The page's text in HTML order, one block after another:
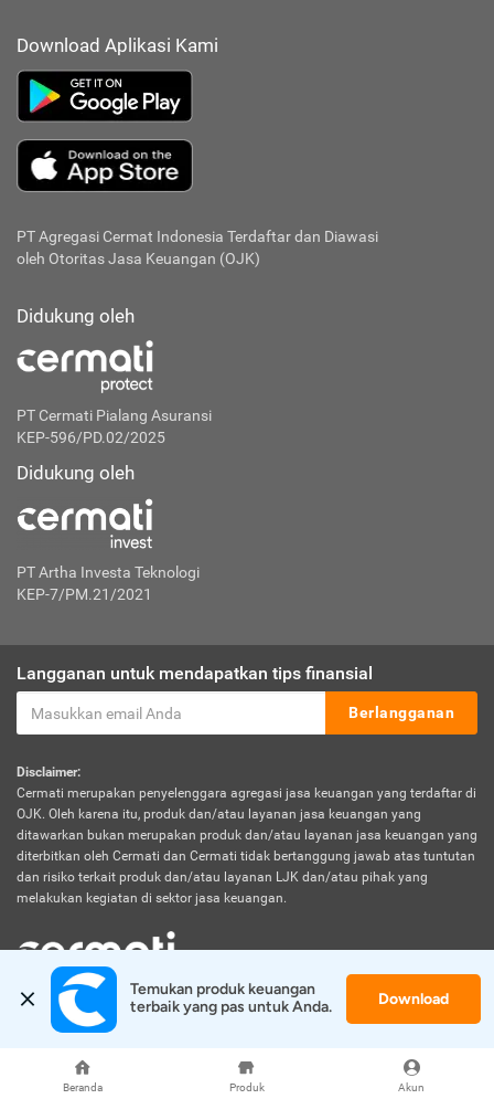
Beranda Produk Akun
Download Aplikasi Kami
PT Agregasi Cermat Indonesia Terdaftar dan Diawasi
oleh Otoritas Jasa Keuangan (OJK)
Didukung oleh
PT Cermati Pialang Asuransi
KEP-596/PD.02/2025
Didukung oleh
PT Artha Investa Teknologi
KEP-7/PM.21/2021
Langganan untuk mendapatkan tips finansial
Berlangganan
Disclaimer:
Cermati merupakan penyelenggara agregasi jasa keuangan yang terdaftar di
OJK. Oleh karena itu, produk dan/atau layanan jasa keuangan yang
ditawarkan bukan merupakan produk dan/atau layanan jasa keuangan yang
diterbitkan oleh Cermati dan Cermati tidak bertanggung jawab atas tuntutan
dan risiko terkait produk dan/atau layanan LJK dan/atau pihak yang
melakukan kegiatan di sektor jasa keuangan.
© 2026 Cermati. All Rights Reserved.
Temukan produk keuangan
terbaik yang pas untuk Anda.
Download